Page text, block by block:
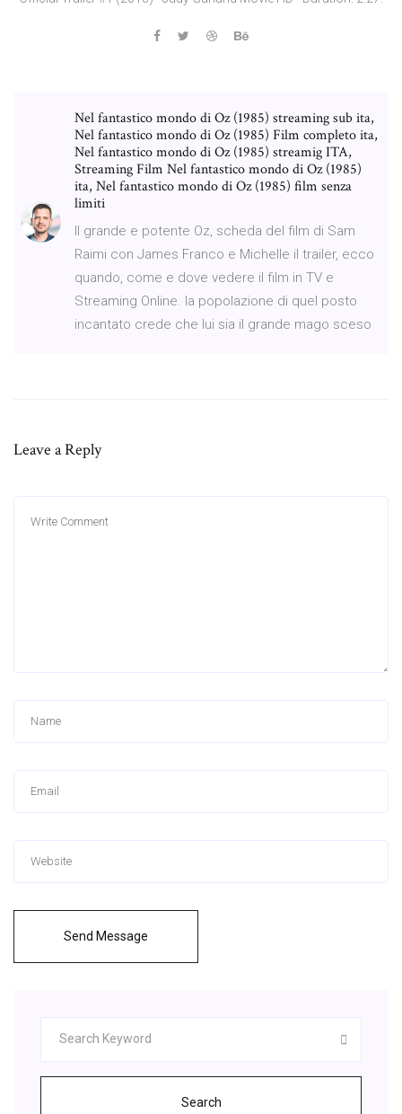
Nel fantastico mondo di Oz (1985) streaming sub ita,
Nel fantastico mondo di Oz (1985) Film completo ita,
Nel fantastico mondo di Oz (1985) streamig ITA,
Streaming Film Nel fantastico mondo di Oz (1985)
ita, Nel fantastico mondo di Oz (1985) film senza
limiti
Il grande e potente Oz, scheda del film di Sam
Raimi con James Franco e Michelle il trailer, ecco
quando, come e dove vedere il film in TV e
Streaming Online. la popolazione di quel posto
incantato crede che lui sia il grande mago sceso
Leave a Reply
Send Message
Search